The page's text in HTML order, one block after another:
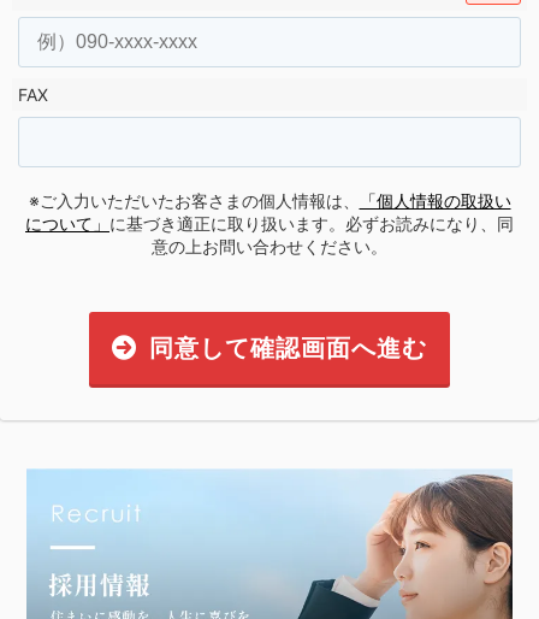
FAX
※ご入力いただいたお客さまの個人情報は、
「個人情報の取扱い
について」 に基づき適正に取り扱います。必ずお読みになり、同
意の上お問い合わせください。
同意して確認画面へ進む